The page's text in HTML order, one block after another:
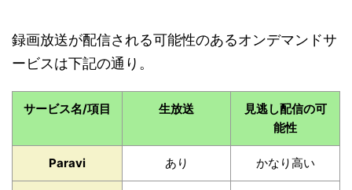
録画放送が配信される可能性のあるオンデマンドサ
ービスは下記の通り。
サービス名/項目 生放送
見逃し配信の可
能性
Paravi あり かなり高い